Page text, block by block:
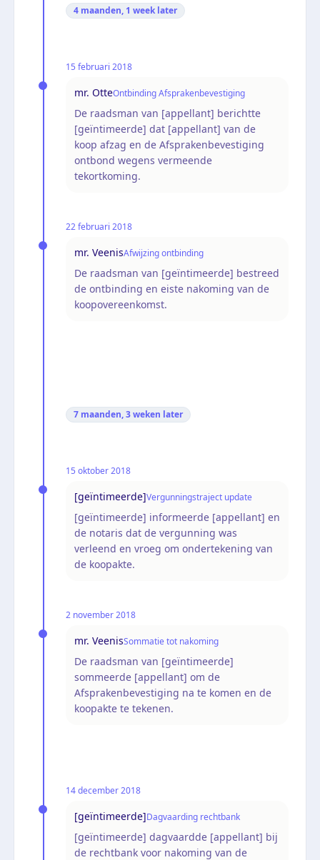
4 maanden, 1 week later
15 februari 2018
mr. OtteOntbinding Afsprakenbevestiging
De raadsman van [appellant] berichtte
[geïntimeerde] dat [appellant] van de
koop afzag en de Afsprakenbevestiging
ontbond wegens vermeende
tekortkoming.
22 februari 2018
mr. VeenisAfwijzing ontbinding
De raadsman van [geïntimeerde] bestreed
de ontbinding en eiste nakoming van de
koopovereenkomst.
7 maanden, 3 weken later
15 oktober 2018
[geïntimeerde]Vergunningstraject update
[geïntimeerde] informeerde [appellant] en
de notaris dat de vergunning was
verleend en vroeg om ondertekening van
de koopakte.
2 november 2018
mr. VeenisSommatie tot nakoming
De raadsman van [geïntimeerde]
sommeerde [appellant] om de
Afsprakenbevestiging na te komen en de
koopakte te tekenen.
14 december 2018
[geïntimeerde]Dagvaarding rechtbank
[geïntimeerde] dagvaardde [appellant] bij
de rechtbank voor nakoming van de